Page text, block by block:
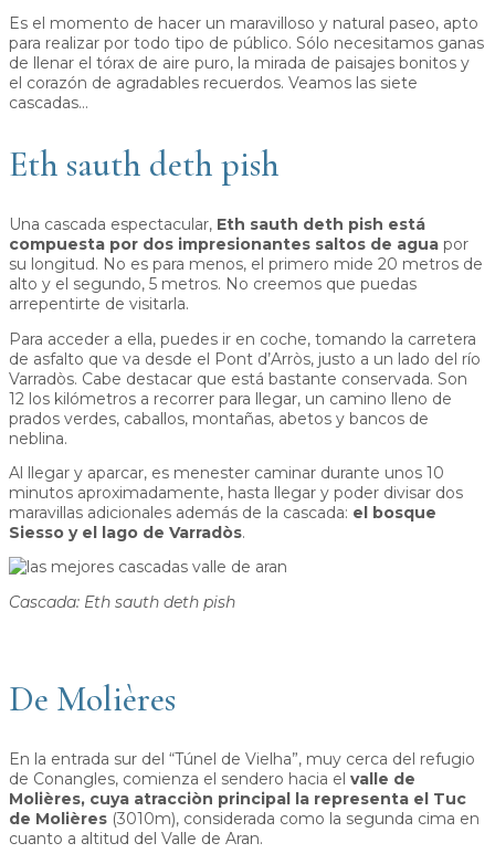
Es el momento de hacer un maravilloso y natural paseo, apto
para realizar por todo tipo de público. Sólo necesitamos ganas
de llenar el tórax de aire puro, la mirada de paisajes bonitos y
el corazón de agradables recuerdos. Veamos las siete
cascadas…
Eth sauth deth pish
Una cascada espectacular, Eth sauth deth pish está
compuesta por dos impresionantes saltos de agua por
su longitud. No es para menos, el primero mide 20 metros de
alto y el segundo, 5 metros. No creemos que puedas
arrepentirte de visitarla.
Para acceder a ella, puedes ir en coche, tomando la carretera
de asfalto que va desde el Pont d’Arròs, justo a un lado del río
Varradòs. Cabe destacar que está bastante conservada. Son
12 los kilómetros a recorrer para llegar, un camino lleno de
prados verdes, caballos, montañas, abetos y bancos de
neblina.
Al llegar y aparcar, es menester caminar durante unos 10
minutos aproximadamente, hasta llegar y poder divisar dos
maravillas adicionales además de la cascada: el bosque
Siesso y el lago de Varradòs.
Cascada: Eth sauth deth pish
De Molières
En la entrada sur del “Túnel de Vielha”, muy cerca del refugio
de Conangles, comienza el sendero hacia el valle de
Molières, cuya atracciòn principal la representa el Tuc
de Molières (3010m), considerada como la segunda cima en
cuanto a altitud del Valle de Aran.